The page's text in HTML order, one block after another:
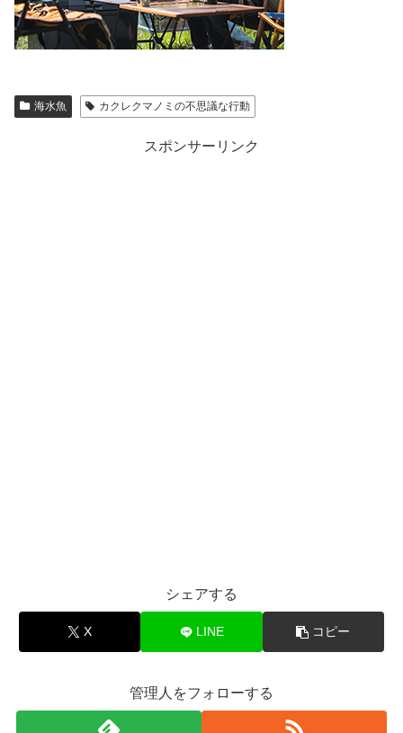
海水魚 カクレクマノミの不思議な行動
スポンサーリンク
シェアする
X LINE コピー
管理人をフォローする